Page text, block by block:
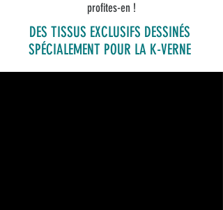
profites-en !
DES TISSUS EXCLUSIFS DESSINÉS
SPÉCIALEMENT POUR LA K-VERNE